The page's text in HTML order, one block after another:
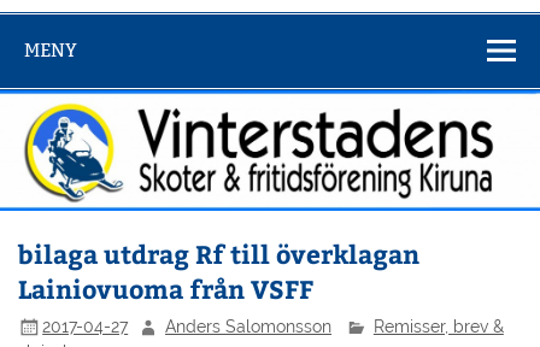
MENY
bilaga utdrag Rf till överklagan
Lainiovuoma från VSFF
2017-04-27 Anders Salomonsson
Remisser, brev &